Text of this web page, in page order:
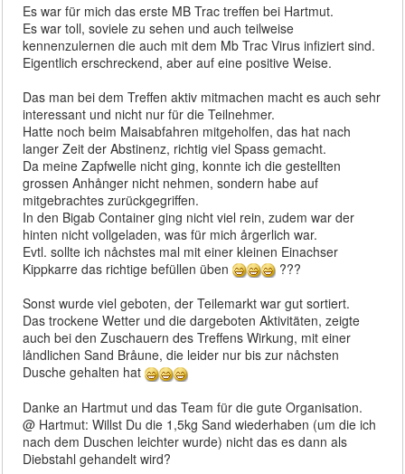
Es war für mich das erste MB Trac treffen bei Hartmut.
Es war toll, soviele zu sehen und auch teilweise
kennenzulernen die auch mit dem Mb Trac Virus infiziert sind.
Eigentlich erschreckend, aber auf eine positive Weise.
Das man bei dem Treffen aktiv mitmachen macht es auch sehr
interessant und nicht nur für die Teilnehmer.
Hatte noch beim Maisabfahren mitgeholfen, das hat nach
langer Zeit der Abstinenz, richtig viel Spass gemacht.
Da meine Zapfwelle nicht ging, konnte ich die gestellten
grossen Anhånger nicht nehmen, sondern habe auf
mitgebrachtes zurückgegriffen.
In den Bigab Container ging nicht viel rein, zudem war der
hinten nicht vollgeladen, was für mich årgerlich war.
Evtl. sollte ich nåchstes mal mit einer kleinen Einachser
Kippkarre das richtige befüllen üben
???
Sonst wurde viel geboten, der Teilemarkt war gut sortiert.
Das trockene Wetter und die dargeboten Aktivitäten, zeigte
auch bei den Zuschauern des Treffens Wirkung, mit einer
låndlichen Sand Bråune, die leider nur bis zur nåchsten
Dusche gehalten hat
Danke an Hartmut und das Team für die gute Organisation.
@ Hartmut: Willst Du die 1,5kg Sand wiederhaben (um die ich
nach dem Duschen leichter wurde) nicht das es dann als
Diebstahl gehandelt wird?